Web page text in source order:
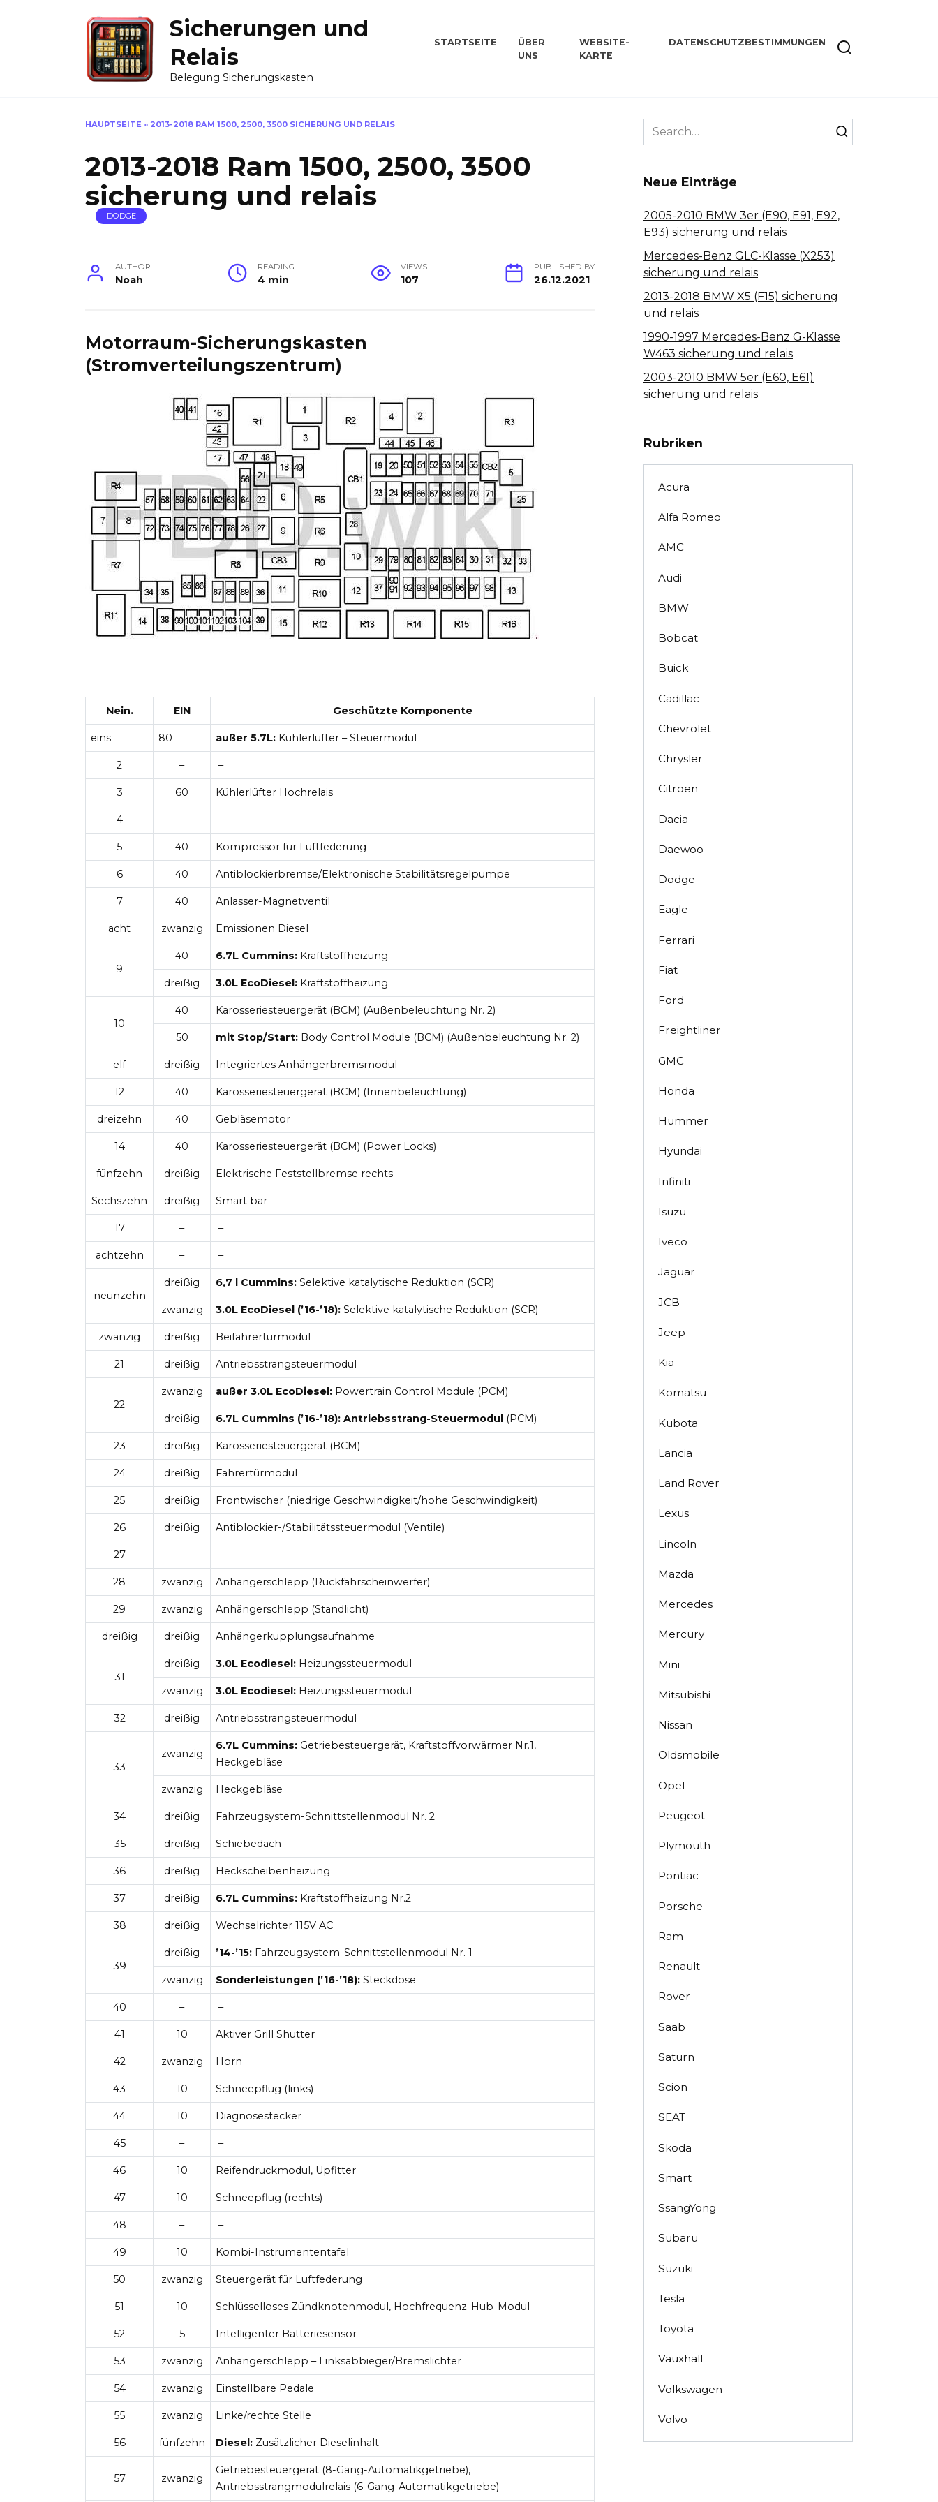
Sicherungen und
Relais
Belegung Sicherungskasten
STARTSEITE
ÜBER
UNS
WEBSITE-
KARTE
DATENSCHUTZBESTIMMUNGEN
HAUPTSEITE » 2013-2018 RAM 1500, 2500, 3500 SICHERUNG UND RELAIS
2013-2018 Ram 1500, 2500, 3500
sicherung und relais
DODGE
AUTHOR
Noah
READING
4 min
VIEWS
107
PUBLISHED BY
26.12.2021
Motorraum-Sicherungskasten
(Stromverteilungszentrum)
Nein. EIN Geschützte Komponente
eins 80 außer 5.7L: Kühlerlüfter – Steuermodul
2 – –
3 60 Kühlerlüfter Hochrelais
4 – –
5 40 Kompressor für Luftfederung
6 40 Antiblockierbremse/Elektronische Stabilitätsregelpumpe
7 40 Anlasser-Magnetventil
acht zwanzig Emissionen Diesel
9
40 6.7L Cummins: Kraftstoffheizung
dreißig 3.0L EcoDiesel: Kraftstoffheizung
10
40 Karosseriesteuergerät (BCM) (Außenbeleuchtung Nr. 2)
50 mit Stop/Start: Body Control Module (BCM) (Außenbeleuchtung Nr. 2)
elf dreißig Integriertes Anhängerbremsmodul
12 40 Karosseriesteuergerät (BCM) (Innenbeleuchtung)
dreizehn 40 Gebläsemotor
14 40 Karosseriesteuergerät (BCM) (Power Locks)
fünfzehn dreißig Elektrische Feststellbremse rechts
Sechszehn dreißig Smart bar
17 – –
achtzehn – –
neunzehn
dreißig 6,7 l Cummins: Selektive katalytische Reduktion (SCR)
zwanzig 3.0L EcoDiesel (’16-’18): Selektive katalytische Reduktion (SCR)
zwanzig dreißig Beifahrertürmodul
21 dreißig Antriebsstrangsteuermodul
22
zwanzig außer 3.0L EcoDiesel: Powertrain Control Module (PCM)
dreißig 6.7L Cummins (’16-’18): Antriebsstrang-Steuermodul (PCM)
23 dreißig Karosseriesteuergerät (BCM)
24 dreißig Fahrertürmodul
25 dreißig Frontwischer (niedrige Geschwindigkeit/hohe Geschwindigkeit)
26 dreißig Antiblockier-/Stabilitätssteuermodul (Ventile)
27 – –
28 zwanzig Anhängerschlepp (Rückfahrscheinwerfer)
29 zwanzig Anhängerschlepp (Standlicht)
dreißig dreißig Anhängerkupplungsaufnahme
31
dreißig 3.0L Ecodiesel: Heizungssteuermodul
zwanzig 3.0L Ecodiesel: Heizungssteuermodul
32 dreißig Antriebsstrangsteuermodul
33
zwanzig
6.7L Cummins: Getriebesteuergerät, Kraftstoffvorwärmer Nr.1,
Heckgebläse
zwanzig Heckgebläse
34 dreißig Fahrzeugsystem-Schnittstellenmodul Nr. 2
35 dreißig Schiebedach
36 dreißig Heckscheibenheizung
37 dreißig 6.7L Cummins: Kraftstoffheizung Nr.2
38 dreißig Wechselrichter 115V AC
39
dreißig ’14-’15: Fahrzeugsystem-Schnittstellenmodul Nr. 1
zwanzig Sonderleistungen (’16-’18): Steckdose
40 – –
41 10 Aktiver Grill Shutter
42 zwanzig Horn
43 10 Schneepflug (links)
44 10 Diagnosestecker
45 – –
46 10 Reifendruckmodul, Upfitter
47 10 Schneepflug (rechts)
48 – –
49 10 Kombi-Instrumententafel
50 zwanzig Steuergerät für Luftfederung
51 10 Schlüsselloses Zündknotenmodul, Hochfrequenz-Hub-Modul
52 5 Intelligenter Batteriesensor
53 zwanzig Anhängerschlepp – Linksabbieger/Bremslichter
54 zwanzig Einstellbare Pedale
55 zwanzig Linke/rechte Stelle
56 fünfzehn Diesel: Zusätzlicher Dieselinhalt
57 zwanzig
Getriebesteuergerät (8-Gang-Automatikgetriebe),
Antriebsstrangmodulrelais (6-Gang-Automatikgetriebe)
Search
for:
Neue Einträge
2005-2010 BMW 3er (E90, E91, E92,
E93) sicherung und relais
Mercedes-Benz GLC-Klasse (X253)
sicherung und relais
2013-2018 BMW X5 (F15) sicherung
und relais
1990-1997 Mercedes-Benz G-Klasse
W463 sicherung und relais
2003-2010 BMW 5er (E60, E61)
sicherung und relais
Rubriken
Acura
Alfa Romeo
AMC
Audi
BMW
Bobcat
Buick
Cadillac
Chevrolet
Chrysler
Citroen
Dacia
Daewoo
Dodge
Eagle
Ferrari
Fiat
Ford
Freightliner
GMC
Honda
Hummer
Hyundai
Infiniti
Isuzu
Iveco
Jaguar
JCB
Jeep
Kia
Komatsu
Kubota
Lancia
Land Rover
Lexus
Lincoln
Mazda
Mercedes
Mercury
Mini
Mitsubishi
Nissan
Oldsmobile
Opel
Peugeot
Plymouth
Pontiac
Porsche
Ram
Renault
Rover
Saab
Saturn
Scion
SEAT
Skoda
Smart
SsangYong
Subaru
Suzuki
Tesla
Toyota
Vauxhall
Volkswagen
Volvo